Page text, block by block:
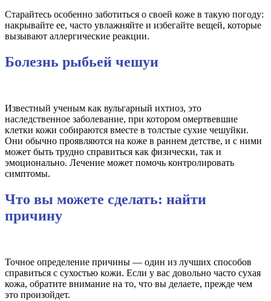
Старайтесь особенно заботиться о своей коже в такую ​​погоду:
накрывайте ее, часто увлажняйте и избегайте вещей, которые
вызывают аллергические реакции.
Болезнь рыбьей чешуи
Известный ученым как вульгарный ихтиоз, это
наследственное заболевание, при котором омертвевшие
клетки кожи собираются вместе в толстые сухие чешуйки.
Они обычно проявляются на коже в раннем детстве, и с ними
может быть трудно справиться как физически, так и
эмоционально. Лечение может помочь контролировать
симптомы.
Что вы можете сделать: найти
причину
Точное определение причины — один из лучших способов
справиться с сухостью кожи. Если у вас довольно часто сухая
кожа, обратите внимание на то, что вы делаете, прежде чем
это произойдет.